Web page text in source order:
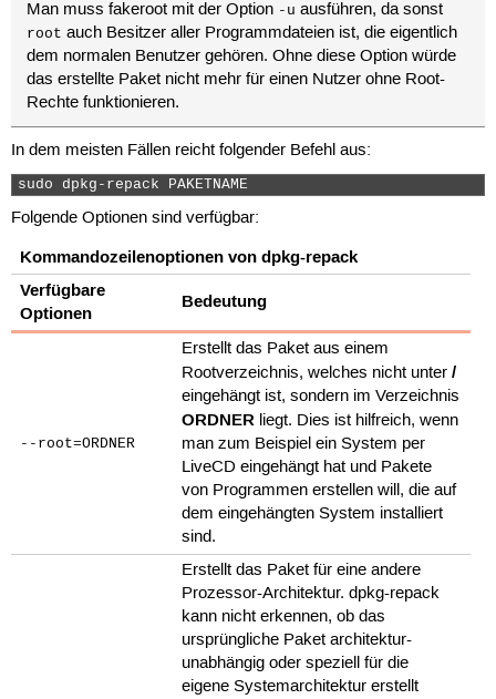
Man muss fakeroot mit der Option -u ausführen, da sonst
root auch Besitzer aller Programmdateien ist, die eigentlich
dem normalen Benutzer gehören. Ohne diese Option würde
das erstellte Paket nicht mehr für einen Nutzer ohne Root-
Rechte funktionieren.
In dem meisten Fällen reicht folgender Befehl aus:
sudo dpkg-repack PAKETNAME
Folgende Optionen sind verfügbar:
Kommandozeilenoptionen von dpkg-repack
Verfügbare
Optionen
Bedeutung
--root=ORDNER
Erstellt das Paket aus einem
Rootverzeichnis, welches nicht unter/
eingehängt ist, sondern im Verzeichnis
ORDNER liegt. Dies ist hilfreich, wenn
man zum Beispiel ein System per
LiveCD eingehängt hat und Pakete
von Programmen erstellen will, die auf
dem eingehängten System installiert
sind.
Erstellt das Paket für eine andere
Prozessor-Architektur. dpkg-repack
kann nicht erkennen, ob das
ursprüngliche Paket architektur-
unabhängig oder speziell für die
eigene Systemarchitektur erstellt